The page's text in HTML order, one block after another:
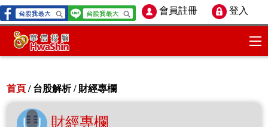
會員註冊 登入
首頁 / 台股解析 / 財經專欄
財經專欄